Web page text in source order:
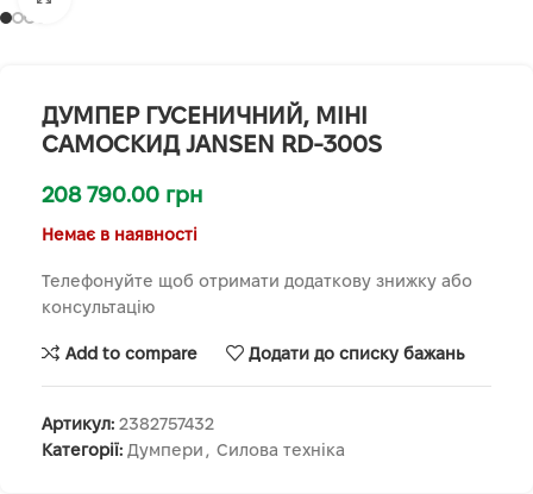
ДУМПЕР ГУСЕНИЧНИЙ, МІНІ
САМОСКИД JANSEN RD-300S
208 790.00 грн
Немає в наявності
Телефонуйте щоб отримати додаткову знижку або
консультацію
Add to compare Додати до списку бажань
Артикул: 2382757432
Категорії: Думпери , Силова техніка